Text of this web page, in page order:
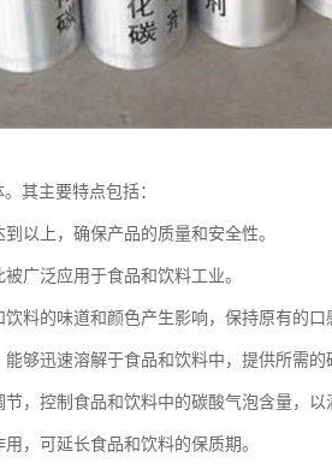
其主要特点包括：
以上，确保产品的质量和安全性。
广泛应用于食品和饮料工业。
料的味道和颜色产生影响，保持原有的口
够迅速溶解于食品和饮料中，提供所需的
，控制食品和饮料中的碳酸气泡含量，以
，可延长食品和饮料的保质期。